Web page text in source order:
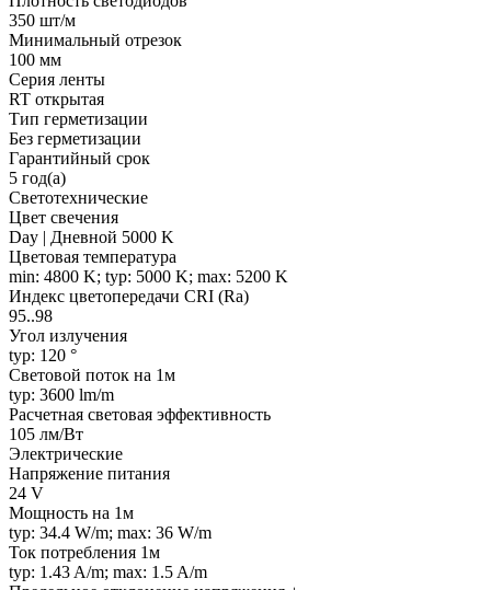
350 шт/м
Минимальный отрезок
100 мм
Серия ленты
RT открытая
Тип герметизации
Без герметизации
Гарантийный срок
5 год(а)
Светотехнические
Цвет свечения
Day | Дневной 5000 K
Цветовая температура
min: 4800 K; typ: 5000 K; max: 5200 K
Индекс цветопередачи CRI (Ra)
95..98
Угол излучения
typ: 120 °
Световой поток на 1м
typ: 3600 lm/m
Расчетная световая эффективность
105 лм/Вт
Электрические
Напряжение питания
24 V
Мощность на 1м
typ: 34.4 W/m; max: 36 W/m
Ток потребления 1м
typ: 1.43 A/m; max: 1.5 A/m